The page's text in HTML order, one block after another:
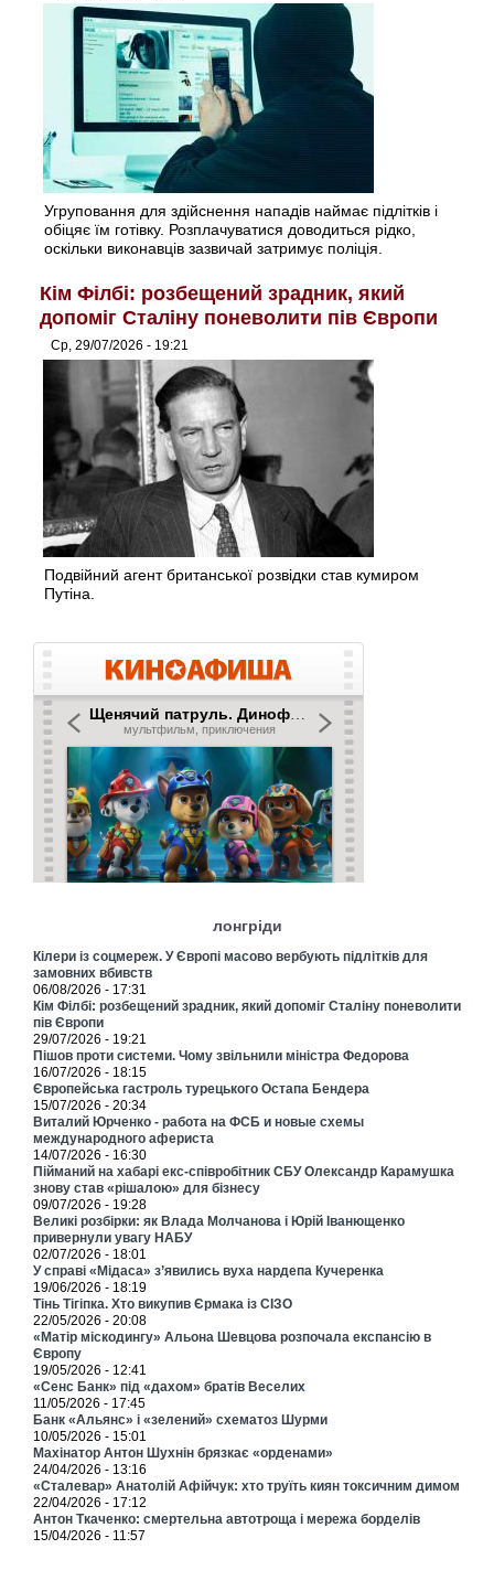
Угруповання для здійснення нападів наймає підлітків і
обіцяє їм готівку. Розплачуватися доводиться рідко,
оскільки виконавців зазвичай затримує поліція.
Кім Філбі: розбещений зрадник, який
допоміг Сталіну поневолити пів Європи
Ср, 29/07/2026 - 19:21
Подвійний агент британської розвідки став кумиром
Путіна.
лонгріди
Кілери із соцмереж. У Європі масово вербують підлітків для
замовних вбивств
06/08/2026 - 17:31
Кім Філбі: розбещений зрадник, який допоміг Сталіну поневолити
пів Європи
29/07/2026 - 19:21
Пішов проти системи. Чому звільнили міністра Федорова
16/07/2026 - 18:15
Європейська гастроль турецького Остапа Бендера
15/07/2026 - 20:34
Виталий Юрченко - работа на ФСБ и новые схемы
международного афериста
14/07/2026 - 16:30
Пійманий на хабарі екс-співробітник СБУ Олександр Карамушка
знову став «рішалою» для бізнесу
09/07/2026 - 19:28
Великі розбірки: як Влада Молчанова і Юрій Іванющенко
привернули увагу НАБУ
02/07/2026 - 18:01
У справі «Мідаса» з’явились вуха нардепа Кучеренка
19/06/2026 - 18:19
Тінь Тігіпка. Хто викупив Єрмака із СІЗО
22/05/2026 - 20:08
«Матір міскодингу» Альона Шевцова розпочала експансію в
Європу
19/05/2026 - 12:41
«Сенс Банк» під «дахом» братів Веселих
11/05/2026 - 17:45
Банк «Альянс» і «зелений» схематоз Шурми
10/05/2026 - 15:01
Махінатор Антон Шухнін брязкає «орденами»
24/04/2026 - 13:16
«Сталевар» Анатолій Афійчук: хто труїть киян токсичним димом
22/04/2026 - 17:12
Антон Ткаченко: смертельна автотроща і мережа борделів
15/04/2026 - 11:57